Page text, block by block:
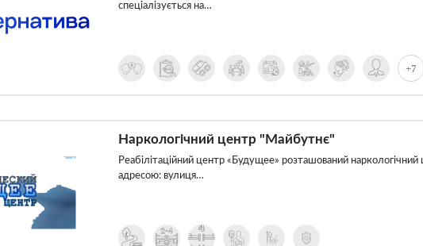
спеціалізується на…
+7
Наркологічний центр "Майбутнє"
Реабілітаційний центр «Будущее» розташований наркологічний
адресою: вулиця…